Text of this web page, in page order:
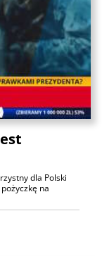
dla Polski
na